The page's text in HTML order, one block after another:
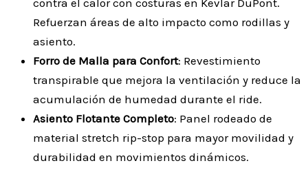
Refuerzan áreas de alto impacto como rodillas y
asiento.
Forro de Malla para Confort: Revestimiento
transpirable que mejora la ventilación y reduce la
acumulación de humedad durante el ride.
Asiento Flotante Completo: Panel rodeado de
material stretch rip-stop para mayor movilidad y
durabilidad en movimientos dinámicos.